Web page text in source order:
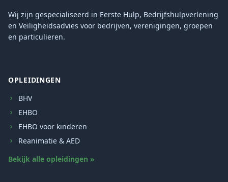
Wij zijn gespecialiseerd in Eerste Hulp, Bedrijfshulpverlening
en Veiligheidsadvies voor bedrijven, verenigingen, groepen
en particulieren.
OPLEIDINGEN
BHV
EHBO
EHBO voor kinderen
Reanimatie & AED
Bekijk alle opleidingen »